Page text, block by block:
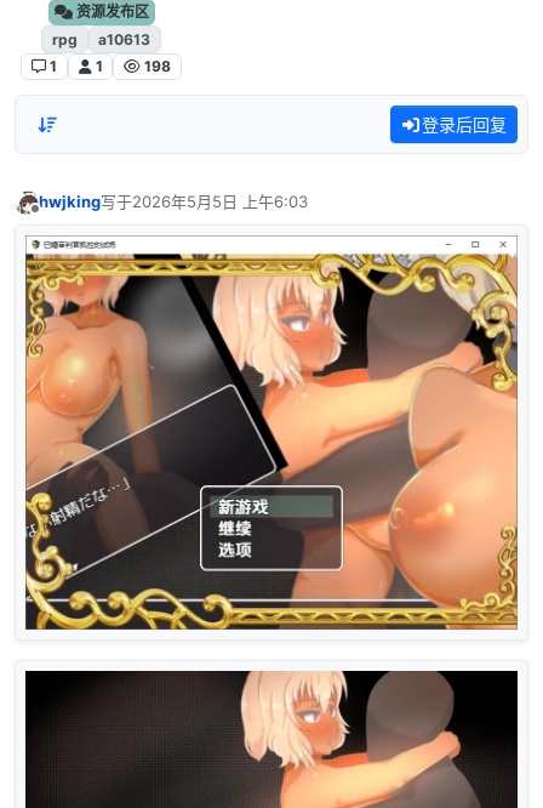
资源发布区
rpg
a10613
1
1 198
登录后回复
离线
hwjking写于2026年5月5日 上午6:03
最后由 编辑